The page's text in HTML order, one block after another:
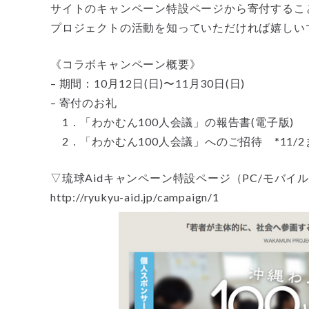
サイトのキャンペーン特設ページから寄付する
プロジェクトの活動を知っていただければ嬉しい
《コラボキャンペーン概要》
– 期間：10月12日(日)〜11月30日(日)
– 寄付のお礼
1．「わかむん100人会議」の報告書(電子版)
2．「わかむん100人会議」へのご招待 *11/2
▽琉球Aidキャンペーン特設ページ（PC/モバイ
http://ryukyu-aid.jp/campaign/1